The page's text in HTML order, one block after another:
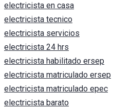
electricista en casa
electricista tecnico
electricista servicios
electricista 24 hrs
electricista habilitado ersep
electricista matriculado ersep
electricista matriculado epec
electricista barato